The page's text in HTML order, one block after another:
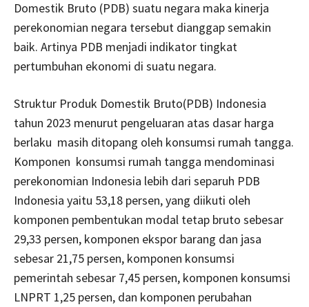
Domestik Bruto (PDB) suatu negara maka kinerja
perekonomian negara tersebut dianggap semakin
baik. Artinya PDB menjadi indikator tingkat
pertumbuhan ekonomi di suatu negara.
Struktur Produk Domestik Bruto(PDB) Indonesia
tahun 2023 menurut pengeluaran atas dasar harga
berlaku masih ditopang oleh konsumsi rumah tangga.
Komponen konsumsi rumah tangga mendominasi
perekonomian Indonesia lebih dari separuh PDB
Indonesia yaitu 53,18 persen, yang diikuti oleh
komponen pembentukan modal tetap bruto sebesar
29,33 persen, komponen ekspor barang dan jasa
sebesar 21,75 persen, komponen konsumsi
pemerintah sebesar 7,45 persen, komponen konsumsi
LNPRT 1,25 persen, dan komponen perubahan